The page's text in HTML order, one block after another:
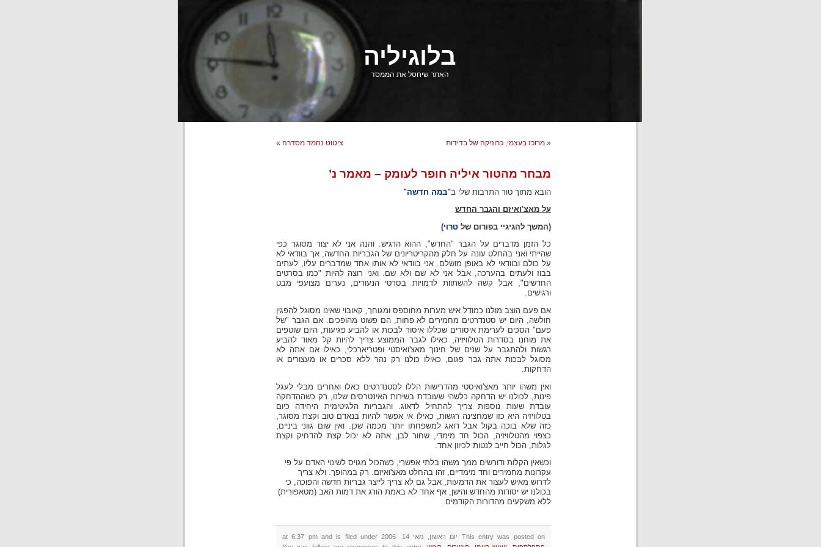
בלוגיליה
האתר שיחסל את הממסד
« מרוכז בעצמי, כרוניקה של בדידות ציטוט נחמד מסדרה »
מבחר מהטור איליה חופר לעומק – מאמר נ’
הובא מתוך טור התרבות שלי ב"במה חדשה"
על מאצ'ואיזם והגבר החדש
(המשך להגיגיי בפורום של טרוי)
כל הזמן מדברים על הגבר "החדש", ההוא הרגיש. והנה אני לא יצור מסוגר כפי
שהייתי ואני בהחלט עונה על חלק מהקריטריונים של הגבריות החדשה, אך בוודאי לא
על כולם ובוודאי לא באופן מושלם. אני בוודאי לא אותו אחד שמדברים עליו, לעתים
בבוז ולעתים בהערכה, אבל אני לא שם ולא שם. ואני רוצה להיות "כמו בסרטים
החדשים", אבל קשה להשתוות לדמויות בסרטי הנעורים, נערים מצועפי מבט
ורגישים.
אם פעם הוצב מולנו כמודל איש מערות מחוספס ומגוחך, קאובוי שאינו מסוגל להפגין
חולשה, היום יש סטנדרטים מחמירים לא פחות, הם פשוט מהופכים. אם הגבר "של
פעם" הסכים לערימת איסורים שכללו איסור לבכות או להביע פגיעות, היום שוטפים
את מוחנו בסדרות הטלוויזיה, כאילו לגבר הממוצע צריך להיות קל מאוד להביע
רגשות ולהתגבר על שנים של חינוך מאצ'ואיסטי ופטריארכלי, כאילו אם אתה לא
מסוגל לבכות אתה גבר פגום, כאילו כולנו רק נהר ללא סכרים או מעצורים או
הדחקות.
ואין משהו יותר מאצ'ואיסטי מהדרישות הללו לסטנדרטים כאלו ואחרים מבלי לעגל
פינות, לכולנו יש הדחקה כלשהי שעובדת בשירות האינטרסים שלנו, רק כשההדחקה
עובדת שעות נוספות צריך להתחיל לדאוג. והגבריות הלגיטימית היחידה כיום
בטלוויזיה היא כזו שמחצינה רגשות, כאילו אי אפשר להיות בנאדם טוב וקצת מסוגר,
כזה שלא בוכה בקול אבל דואג למשפחתו יותר מכמה שכן. ואין שום גווני ביניים,
כצפוי מהטלוויזיה, הכול חד מימדי, שחור לבן, אתה לא יכול קצת להדחיק וקצת
לגלות, הכול חייב לנטות לכיוון אחד.
וכשאין הקלות ודורשים ממך משהו בלתי אפשרי, כשהכול מגויס לשינוי האדם על פי
עקרונות מחמירים וחד מימדיים, זהו בהחלט מאצ'ואיזם. רק במהופך. ולא צריך
לדרוש מאיש לעצור את הדמעות, אבל גם לא צריך לייצר גבריות חדשה והפוכה, כי
בכולנו יש יסודות מהחדש והישן, אף אחד לא באמת הורג את דמות האב (מטאפורית)
ללא משקעים מהדורות הקודמים.
This entry was posted on יום ראשון, מאי 14, 2006 at 6:37 pm and is filed under